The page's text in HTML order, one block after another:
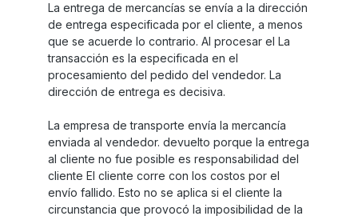
La entrega de mercancías se envía a la dirección
de entrega especificada por el cliente, a menos
que se acuerde lo contrario. Al procesar el La
transacción es la especificada en el
procesamiento del pedido del vendedor. La
dirección de entrega es decisiva.
La empresa de transporte envía la mercancía
enviada al vendedor. devuelto porque la entrega
al cliente no fue posible es responsabilidad del
cliente El cliente corre con los costos por el
envío fallido. Esto no se aplica si el cliente la
circunstancia que provocó la imposibilidad de la